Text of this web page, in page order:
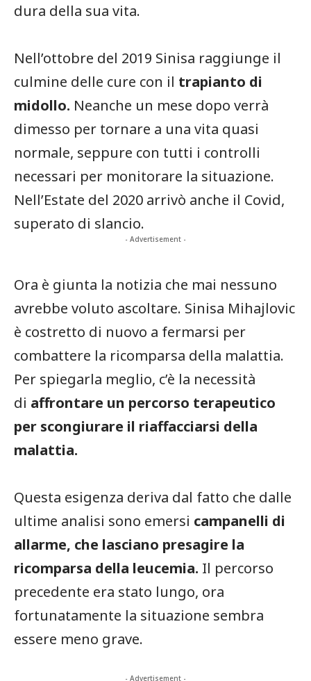
dura della sua vita.
Nell’ottobre del 2019 Sinisa raggiunge il
culmine delle cure con il trapianto di
midollo. Neanche un mese dopo verrà
dimesso per tornare a una vita quasi
normale, seppure con tutti i controlli
necessari per monitorare la situazione.
Nell’Estate del 2020 arrivò anche il Covid,
superato di slancio.
- Advertisement -
Ora è giunta la notizia che mai nessuno
avrebbe voluto ascoltare. Sinisa Mihajlovic
è costretto di nuovo a fermarsi per
combattere la ricomparsa della malattia.
Per spiegarla meglio, c’è la necessità
di affrontare un percorso terapeutico
per scongiurare il riaffacciarsi della
malattia.
Questa esigenza deriva dal fatto che dalle
ultime analisi sono emersi campanelli di
allarme, che lasciano presagire la
ricomparsa della leucemia. Il percorso
precedente era stato lungo, ora
fortunatamente la situazione sembra
essere meno grave.
- Advertisement -